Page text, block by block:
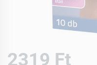
2319 Ft